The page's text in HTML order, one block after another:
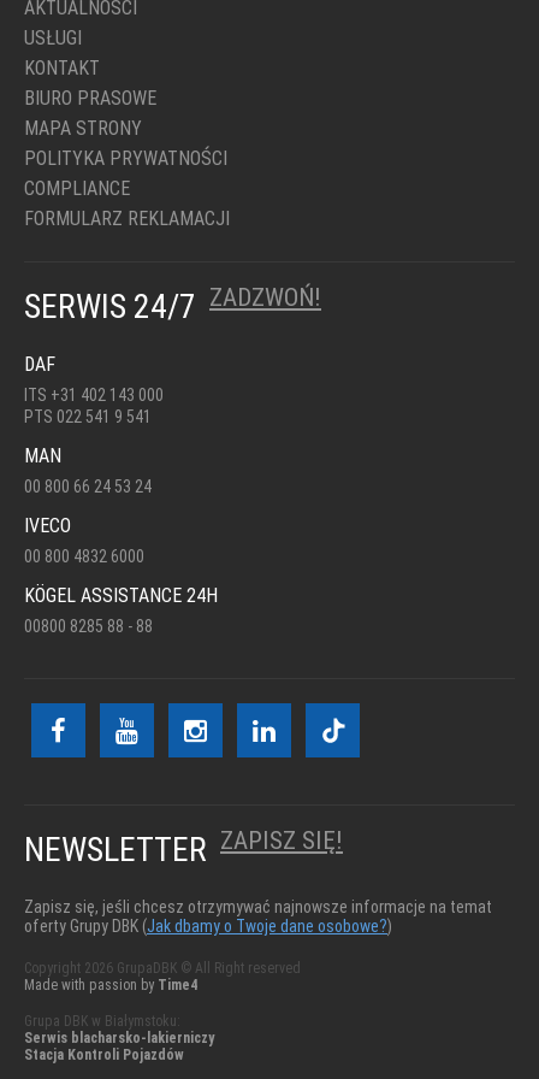
AKTUALNOŚCI
USŁUGI
KONTAKT
BIURO PRASOWE
MAPA STRONY
POLITYKA PRYWATNOŚCI
COMPLIANCE
FORMULARZ REKLAMACJI
SERWIS 24/7 ZADZWOŃ!
DAF
ITS +31 402 143 000
PTS 022 541 9 541
MAN
00 800 66 24 53 24
IVECO
00 800 4832 6000
KÖGEL ASSISTANCE 24H
00800 8285 88 - 88
NEWSLETTER ZAPISZ SIĘ!
Zapisz się, jeśli chcesz otrzymywać najnowsze informacje na temat
oferty Grupy DBK (Jak dbamy o Twoje dane osobowe?)
Copyright 2026 GrupaDBK © All Right reserved
Made with passion by Time4
Grupa DBK w Białymstoku:
Serwis blacharsko-lakierniczy
Stacja Kontroli Pojazdów